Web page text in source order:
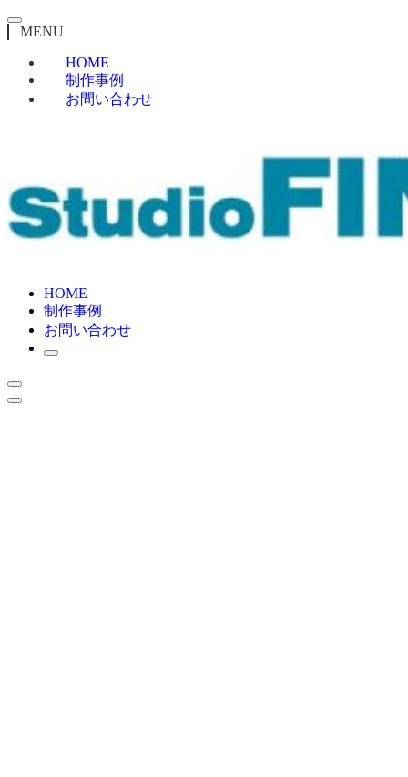
MENU
HOME
制作事例
お問い合わせ
HOME
制作事例
お問い合わせ